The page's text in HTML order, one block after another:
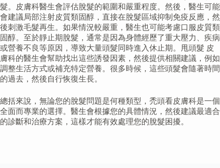
髮。皮膚科醫生會評估脫髮的範圍和嚴重程度。然後，醫生可能
會建議局部注射皮質類固醇，直接在脫髮區域抑制免疫反應，然
後刺激毛髮再生。如果情況較嚴重，醫生也可能考慮口服皮質類
固醇。至於靜止期脫髮，通常是因為身體經歷了重大壓力、疾病
或營養不良等原因，導致大量頭髮同時進入休止期。甩頭髮 皮
膚科的醫生會幫助找出這些誘發因素，然後提供相關建議，例如
調整生活方式或補充特定營養。很多時候，這些頭髮會隨著時間
的過去，然後自行恢復生長。
總括來說，無論您的脫髮問題是何種類型，禿頭看皮膚科是一個
全面而專業的選擇。醫生會根據您的具體情況，然後建議最適合
的診斷和治療方案，這樣才能有效處理您的脫髮困擾。